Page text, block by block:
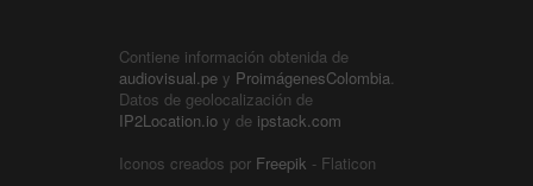
Contiene información obtenida de
audiovisual.pe y ProimágenesColombia.
Datos de geolocalización de
IP2Location.io y de ipstack.com
Iconos creados por Freepik - Flaticon